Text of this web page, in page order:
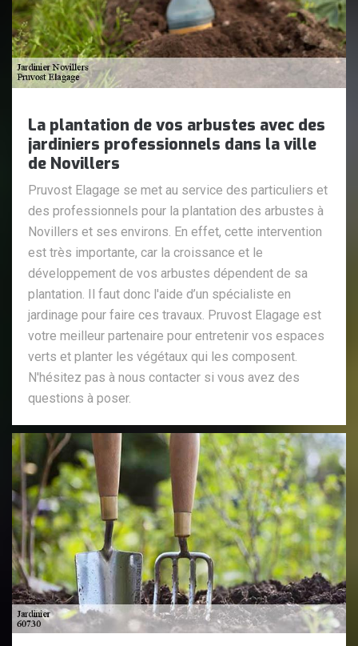
La plantation de vos arbustes avec des
jardiniers professionnels dans la ville
de Novillers
Pruvost Elagage se met au service des particuliers et
des professionnels pour la plantation des arbustes à
Novillers et ses environs. En effet, cette intervention
est très importante, car la croissance et le
développement de vos arbustes dépendent de sa
plantation. Il faut donc l'aide d’un spécialiste en
jardinage pour faire ces travaux. Pruvost Elagage est
votre meilleur partenaire pour entretenir vos espaces
verts et planter les végétaux qui les composent.
N'hésitez pas à nous contacter si vous avez des
questions à poser.